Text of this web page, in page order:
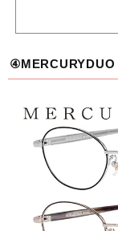
④MERCURYDUO